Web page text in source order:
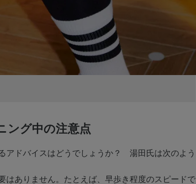
ング中の注意点
アドバイスはどうでしょうか？ 湯田氏は次のよう
はありません。たとえば、早歩き程度のスピードで